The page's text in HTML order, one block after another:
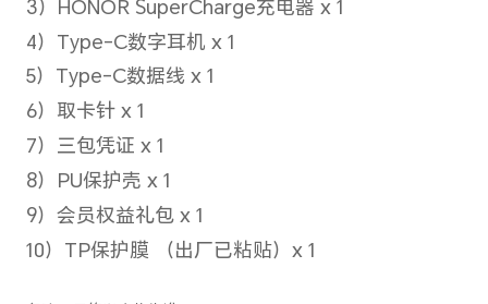
5G网络制式副卡
移动5G（NR）/联通5G（NR）
电5G（NR）
备注：5G网络使用，需要根据运营商
确定是否支持。